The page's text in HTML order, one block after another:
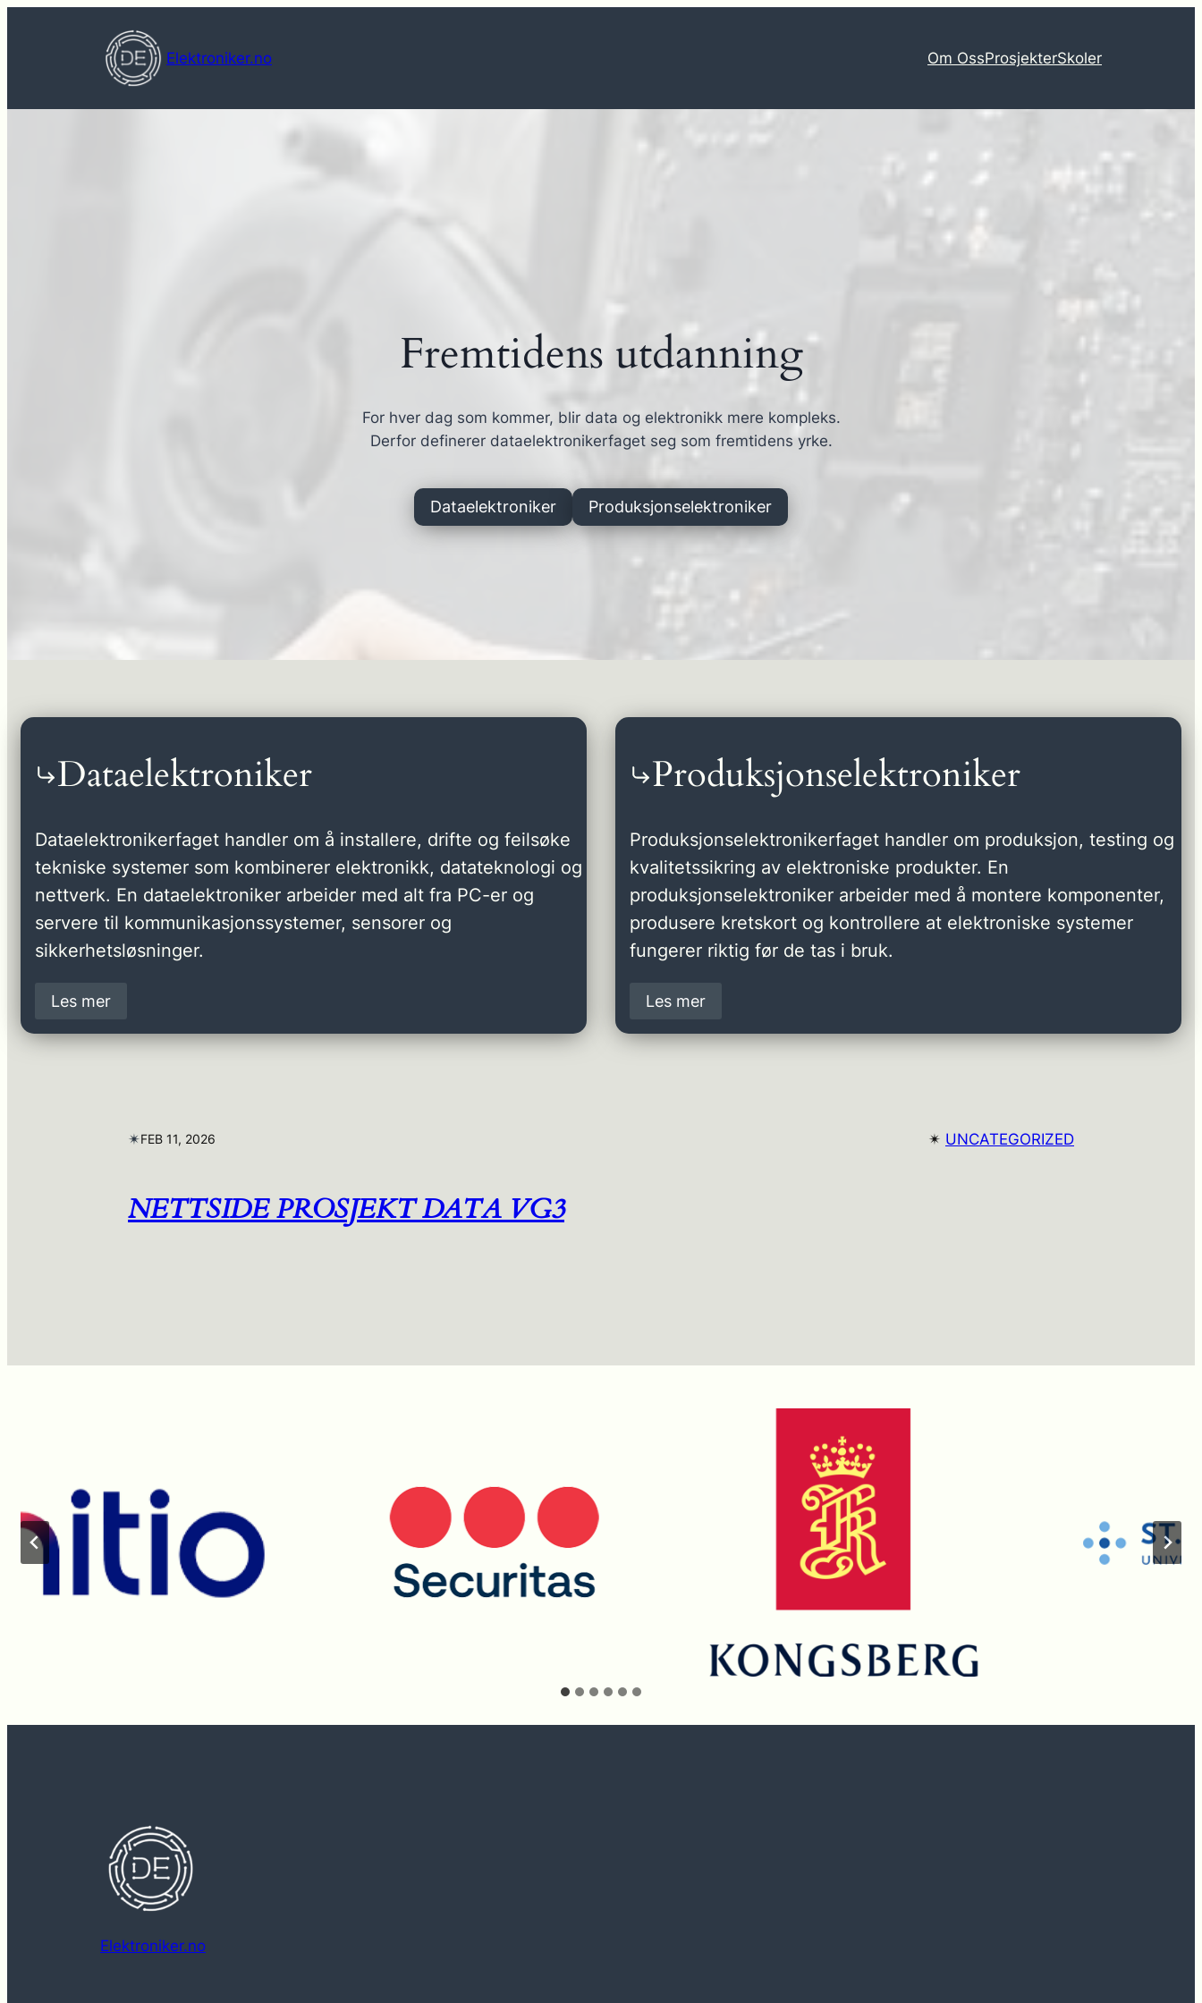
Elektroniker.no Om OssProsjekterSkoler
Fremtidens utdanning
For hver dag som kommer, blir data og elektronikk mere kompleks.
Derfor definerer dataelektronikerfaget seg som fremtidens yrke.
Dataelektroniker Produksjonselektroniker
Dataelektroniker
Dataelektronikerfaget handler om å installere, drifte og feilsøke
tekniske systemer som kombinerer elektronikk, datateknologi og
nettverk. En dataelektroniker arbeider med alt fra PC-er og
servere til kommunikasjonssystemer, sensorer og
sikkerhetsløsninger.
Les mer
Produksjonselektroniker
Produksjonselektronikerfaget handler om produksjon, testing og
kvalitetssikring av elektroniske produkter. En
produksjonselektroniker arbeider med å montere komponenter,
produsere kretskort og kontrollere at elektroniske systemer
fungerer riktig før de tas i bruk.
Les mer
✴︎FEB 11, 2026 ✴︎ UNCATEGORIZED
NETTSIDE PROSJEKT DATA VG3
Elektroniker.no